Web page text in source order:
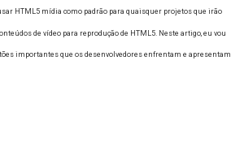
HTML5 mídia como padrão para quaisquer projetos que irão
de vídeo para reprodução de HTML5. Neste artigo, eu vou
importantes que os desenvolvedores enfrentam e apresentam